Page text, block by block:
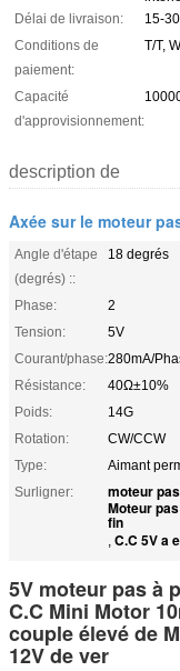
Délai de livraison:
15-
Conditions de
paiement:
T/T,
Capacité
d'approvisionnement:
description de
Axée sur le moteur
Angle d'étape
(degrés) ::
18 degrés
Phase:
2
Tension:
5V
Courant/phase:280mA/
Résistance:
40Ω±10%
Poids:
14G
Rotation:
CW/CCW
Type:
Aimant
Surligner:
moteur
Moteur
fin
, C.C 5V a
5V moteur pas à
C.C Mini Motor
couple élevé de
12V de ver